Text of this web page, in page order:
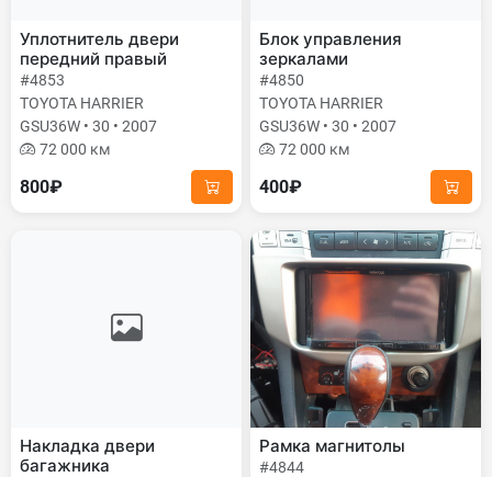
Уплотнитель двери
передний правый
#4853
TOYOTA HARRIER
GSU36W • 30 • 2007
72 000 км
800₽
Блок управления
зеркалами
#4850
TOYOTA HARRIER
GSU36W • 30 • 2007
72 000 км
400₽
Накладка двери
багажника
Рамка магнитолы
#4844